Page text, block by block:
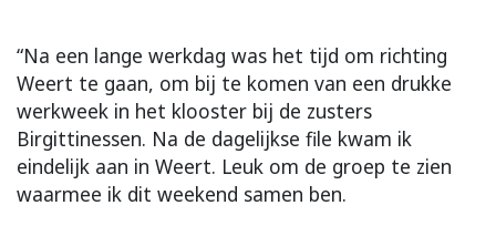
“Na een lange werkdag was het tijd om richting
Weert te gaan, om bij te komen van een drukke
werkweek in het klooster bij de zusters
Birgittinessen. Na de dagelijkse file kwam ik
eindelijk aan in Weert. Leuk om de groep te zien
waarmee ik dit weekend samen ben.